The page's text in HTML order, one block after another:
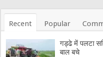
Recent Popular
गड्ढे में पलटा
बाल बचे